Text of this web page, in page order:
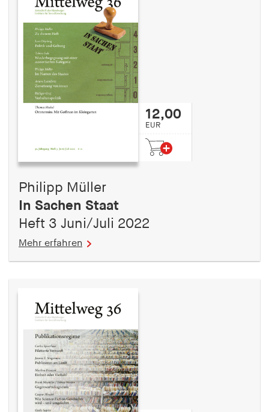
12,00
EUR
Philipp Müller
In Sachen Staat
Heft 3 Juni/Juli 2022
Mehr erfahren